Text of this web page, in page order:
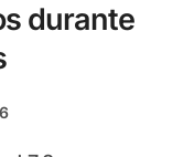
durante